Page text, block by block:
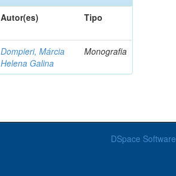
Autor(es) Tipo
Dompieri, Márcia
Helena Galina
Monografia
DSpace Software